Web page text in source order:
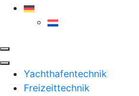
Yachthafentechnik
Freizeittechnik